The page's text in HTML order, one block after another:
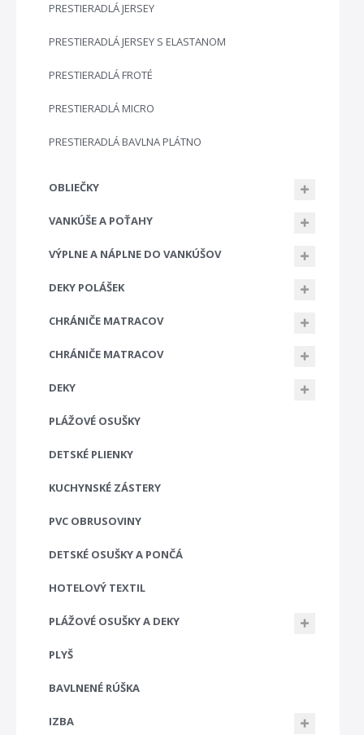
PRESTIERADLÁ JERSEY
PRESTIERADLÁ JERSEY S ELASTANOM
PRESTIERADLÁ FROTÉ
PRESTIERADLÁ MICRO
PRESTIERADLÁ BAVLNA PLÁTNO
OBLIEČKY
VANKÚŠE A POŤAHY
VÝPLNE A NÁPLNE DO VANKÚŠOV
DEKY POLÁŠEK
CHRÁNIČE MATRACOV
CHRÁNIČE MATRACOV
DEKY
PLÁŽOVÉ OSUŠKY
DETSKÉ PLIENKY
KUCHYNSKÉ ZÁSTERY
PVC OBRUSOVINY
DETSKÉ OSUŠKY A PONČÁ
HOTELOVÝ TEXTIL
PLÁŽOVÉ OSUŠKY A DEKY
PLYŠ
BAVLNENÉ RÚŠKA
IZBA